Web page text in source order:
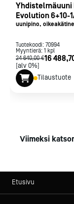
reseptikirjaston
Parametrien
avulla.
Reseptit:
Uunissa on 120
ruokalajeittain.
Tiedonsiirto:
Yhdistelmäuuni
Evolution 6+10-
uunipino,
Tuotekoodi: 70994
Myyntierä: 1 kpl
24 640,00 €16
[alv 0%]
Tilaustuote
Viimeksi
Etusivu